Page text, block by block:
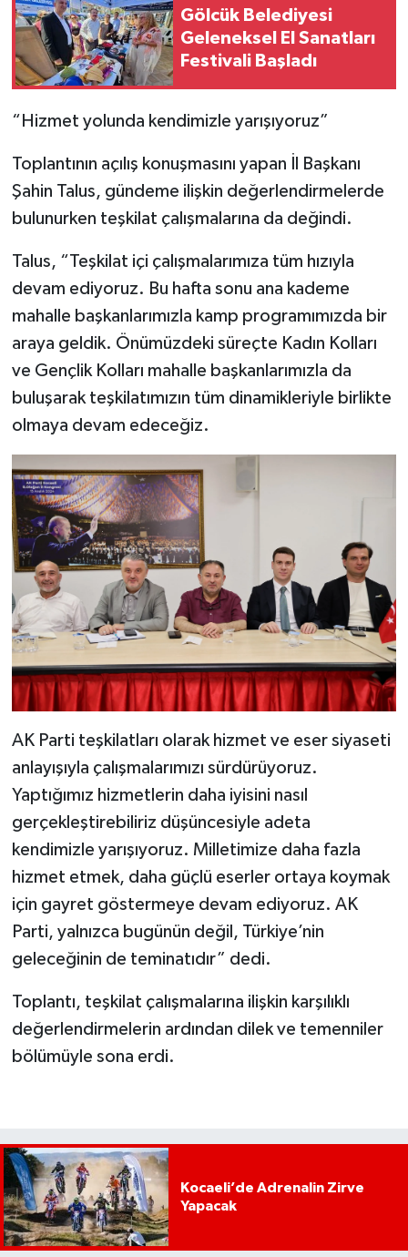
Gölcük Belediyesi
Geleneksel El Sanatları
Festivali Başladı
“Hizmet yolunda kendimizle yarışıyoruz”
Toplantının açılış konuşmasını yapan İl Başkanı
Şahin Talus, gündeme ilişkin değerlendirmelerde
bulunurken teşkilat çalışmalarına da değindi.
Talus, “Teşkilat içi çalışmalarımıza tüm hızıyla
devam ediyoruz. Bu hafta sonu ana kademe
mahalle başkanlarımızla kamp programımızda bir
araya geldik. Önümüzdeki süreçte Kadın Kolları
ve Gençlik Kolları mahalle başkanlarımızla da
buluşarak teşkilatımızın tüm dinamikleriyle birlikte
olmaya devam edeceğiz.
AK Parti teşkilatları olarak hizmet ve eser siyaseti
anlayışıyla çalışmalarımızı sürdürüyoruz.
Yaptığımız hizmetlerin daha iyisini nasıl
gerçekleştirebiliriz düşüncesiyle adeta
kendimizle yarışıyoruz. Milletimize daha fazla
hizmet etmek, daha güçlü eserler ortaya koymak
için gayret göstermeye devam ediyoruz. AK
Parti, yalnızca bugünün değil, Türkiye’nin
geleceğinin de teminatıdır” dedi.
Toplantı, teşkilat çalışmalarına ilişkin karşılıklı
değerlendirmelerin ardından dilek ve temenniler
bölümüyle sona erdi.
Kocaeli’de Adrenalin Zirve
Yapacak